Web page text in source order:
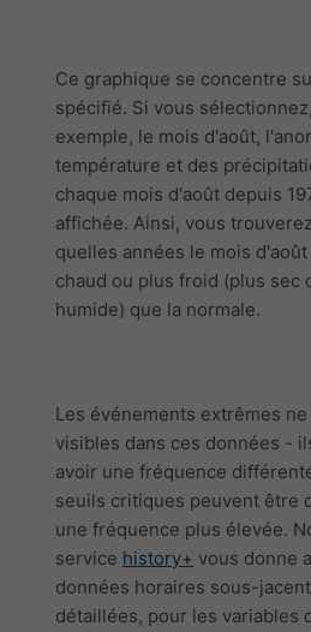
Ce graphique se concentre
spécifié. Si vous
exemple, le mois d'août,
température et des
chaque mois d'août depuis
affichée. Ainsi, vous
quelles années le mois
chaud ou plus froid (plus sec
humide) que la normale.
Les événements extrêmes
visibles dans ces données -
avoir une fréquence
seuils critiques peuvent être
une fréquence plus élevée.
service history+ vous donne
données horaires sous-
détaillées, pour les variables